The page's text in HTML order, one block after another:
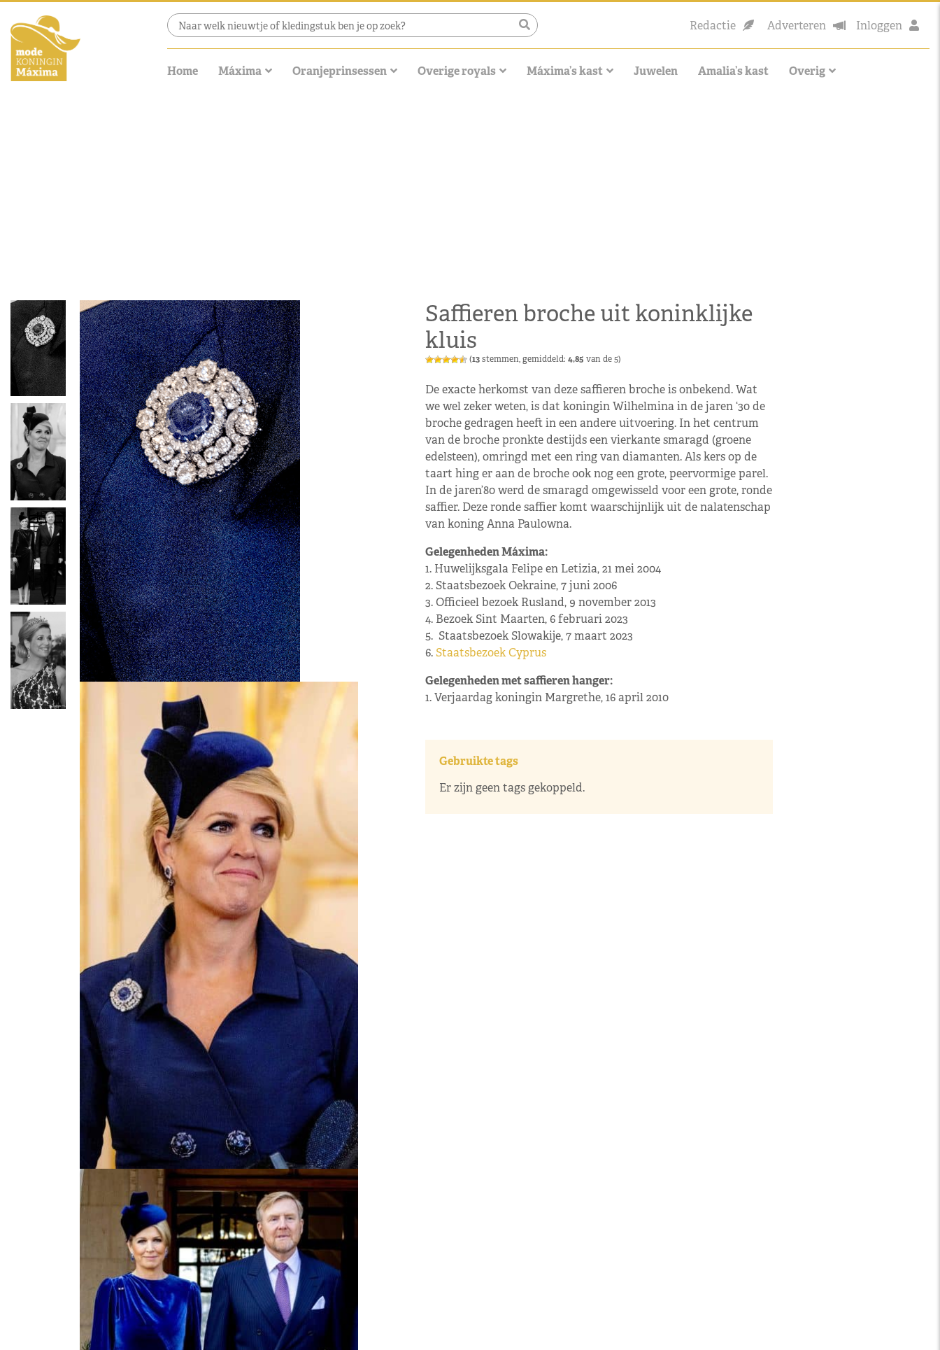
Redactie Adverteren Inloggen
Home Máxima Oranjeprinsessen Overige royals Máxima’s kast Juwelen Amalia’s kast Overig
Saffieren broche uit koninklijke
kluis
(13stemmen, gemiddeld: 4,85 van de 5)
De exacte herkomst van deze saffieren broche is onbekend. Wat
we wel zeker weten, is dat koningin Wilhelmina in de jaren ‘30 de
broche gedragen heeft in een andere uitvoering. In het centrum
van de broche pronkte destijds een vierkante smaragd (groene
edelsteen), omringd met een ring van diamanten. Als kers op de
taart hing er aan de broche ook nog een grote, peervormige parel.
In de jaren’80 werd de smaragd omgewisseld voor een grote, ronde
saffier. Deze ronde saffier komt waarschijnlijk uit de nalatenschap
van koning Anna Paulowna.
Gelegenheden Máxima:
1. Huwelijksgala Felipe en Letizia, 21 mei 2004
2. Staatsbezoek Oekraine, 7 juni 2006
3. Officieel bezoek Rusland, 9 november 2013
4. Bezoek Sint Maarten, 6 februari 2023
5. Staatsbezoek Slowakije, 7 maart 2023
6. Staatsbezoek Cyprus
Gelegenheden met saffieren hanger:
1. Verjaardag koningin Margrethe, 16 april 2010
Gebruikte tags
Er zijn geen tags gekoppeld.